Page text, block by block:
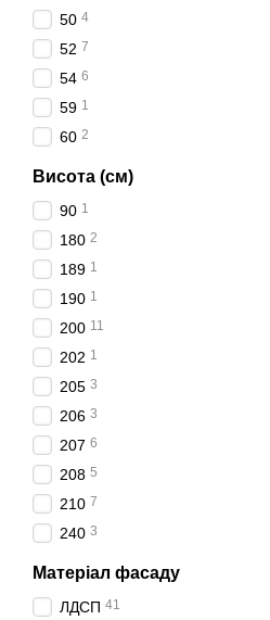
50 4
52 7
54 6
59 1
60 2
Висота (см)
90 1
180 2
189 1
190 1
200 11
202 1
205 3
206 3
207 6
208 5
210 7
240 3
Матеріал фасаду
ЛДСП 41